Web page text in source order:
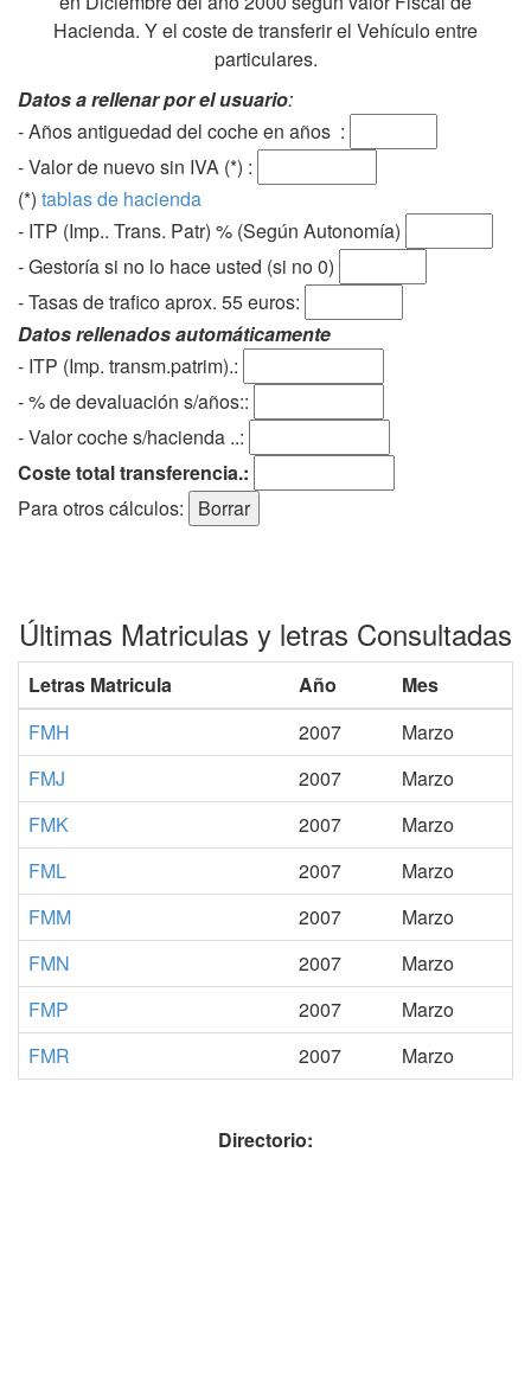
Hacienda. Y el coste de transferir el Vehículo entre
particulares.
Datos a rellenar por el usuario:
- Años antiguedad del coche en años :
- Valor de nuevo sin IVA (*) :
(*) tablas de hacienda
- ITP (Imp.. Trans. Patr) % (Según Autonomía)
- Gestoría si no lo hace usted (si no 0)
-Tasas de trafico aprox. 55 euros:
Datos rellenados automáticamente
- ITP (Imp. transm.patrim).:
- % de devaluación s/años::
- Valor coche s/hacienda ..:
Coste total transferencia.:
Para otros cálculos:
Últimas Matriculas y letras Consultadas
Letras Matricula Año
Mes
FMH
2007
Marzo
FMJ
2007
Marzo
FMK
2007
Marzo
FML
2007
Marzo
FMM
2007
Marzo
FMN
2007
Marzo
FMP
2007
Marzo
FMR
2007 Marzo
Directorio: